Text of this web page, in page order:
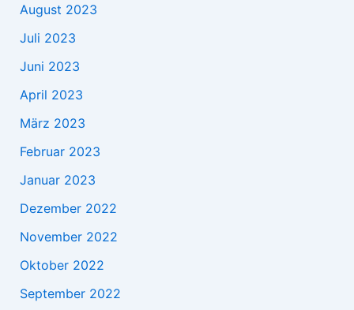
August 2023
Juli 2023
Juni 2023
April 2023
März 2023
Februar 2023
Januar 2023
Dezember 2022
November 2022
Oktober 2022
September 2022